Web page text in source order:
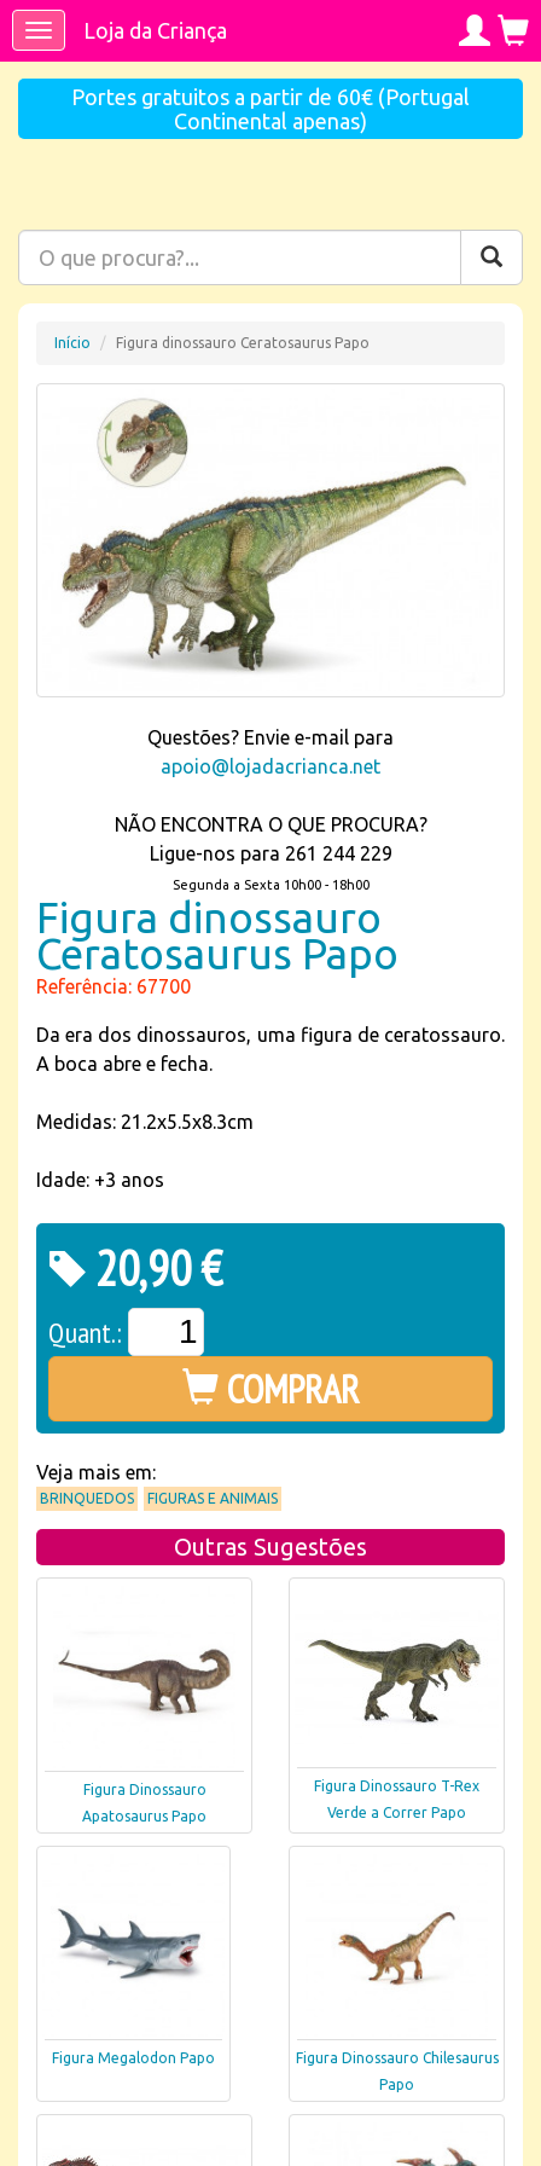
ToggleLoja da Criança
Portes gratuitos a partir de 60€ (Portugal
Continental apenas)
Início Figura dinossauro Ceratosaurus Papo
Questões? Envie e-mail para
apoio@lojadacrianca.net
NÃO ENCONTRA O QUE PROCURA?
Ligue-nos para 261 244 229
Segunda a Sexta 10h00 - 18h00
Figura dinossauro
Ceratosaurus Papo
Referência: 67700
Da era dos dinossauros, uma figura de ceratossauro.
A boca abre e fecha.
Medidas: 21.2x5.5x8.3cm
Idade: +3 anos
20,90 €
Quant.:
COMPRAR
Veja mais em:
BRINQUEDOS FIGURAS E ANIMAIS
Outras Sugestões
Figura Dinossauro
Apatosaurus Papo
Figura Dinossauro T-Rex
Verde a Correr Papo
Figura Megalodon Papo
Figura Dinossauro Chilesaurus
Papo